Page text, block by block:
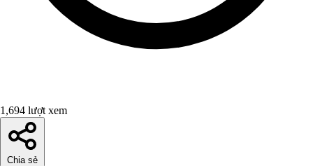
1,694 lượt xem
Chia sẻ